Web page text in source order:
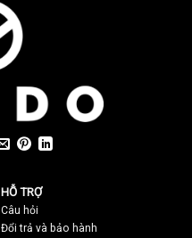
HỖ TRỢ
Câu hỏi
Đổi trả và bảo hành